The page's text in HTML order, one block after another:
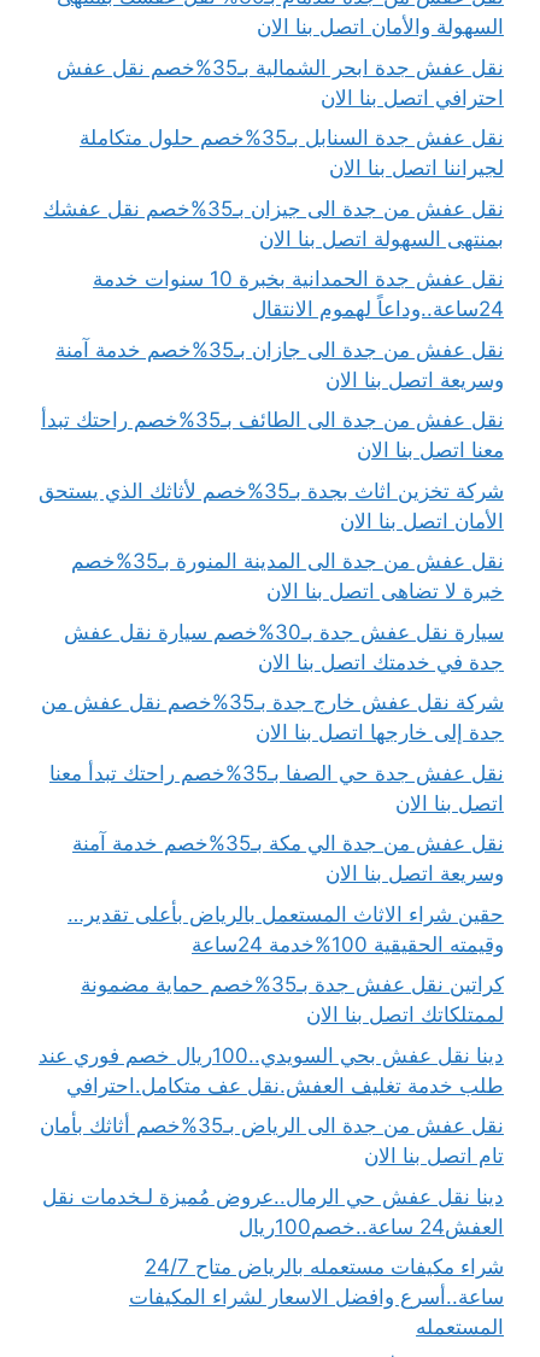
السهولة والأمان اتصل بنا الان
نقل عفش جدة ابحر الشمالية بـ35%خصم نقل عفش
احترافي اتصل بنا الان
نقل عفش جدة السنابل بـ35%خصم حلول متكاملة
لجيراننا اتصل بنا الان
نقل عفش من جدة الى جيزان بـ35%خصم نقل عفشك
بمنتهى السهولة اتصل بنا الان
نقل عفش جدة الحمدانية بخبرة 10 سنوات خدمة
24ساعة..وداعاً لهموم الانتقال
نقل عفش من جدة الى جازان بـ35%خصم خدمة آمنة
وسريعة اتصل بنا الان
نقل عفش من جدة الى الطائف بـ35%خصم راحتك تبدأ
معنا اتصل بنا الان
شركة تخزين اثاث بجدة بـ35%خصم لأثاثك الذي يستحق
الأمان اتصل بنا الان
نقل عفش من جدة الى المدينة المنورة بـ35%خصم
خبرة لا تضاهى اتصل بنا الان
سيارة نقل عفش جدة بـ30%خصم سيارة نقل عفش
جدة في خدمتك اتصل بنا الان
شركة نقل عفش خارج جدة بـ35%خصم نقل عفش من
جدة إلى خارجها اتصل بنا الان
نقل عفش جدة حي الصفا بـ35%خصم راحتك تبدأ معنا
اتصل بنا الان
نقل عفش من جدة الي مكة بـ35%خصم خدمة آمنة
وسريعة اتصل بنا الان
حقين شراء الاثاث المستعمل بالرياض بأعلى تقدير…
وقيمته الحقيقية 100%خدمة 24ساعة
كراتين نقل عفش جدة بـ35%خصم حماية مضمونة
لممتلكاتك اتصل بنا الان
دينا نقل عفش بحي السويدي..100ريال خصم فوري عند
طلب خدمة تغليف العفش.نقل عف متكامل.احترافي
نقل عفش من جدة الى الرياض بـ35%خصم أثاثك بأمان
تام اتصل بنا الان
دينا نقل عفش حي الرمال..عروض مُميزة لـخدمات نقل
العفش24 ساعة..خصم100ريال
شراء مكيفات مستعمله بالرياض متاح 24/7
ساعة..أسرع وافضل الاسعار لشراء المكيفات
المستعمله